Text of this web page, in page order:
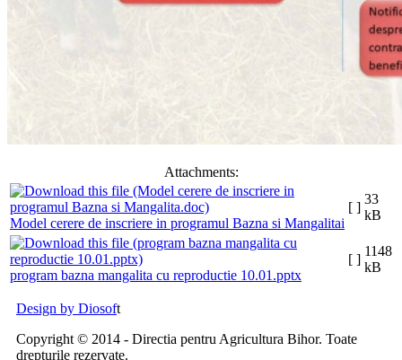
Attachments:
Model cerere de inscriere in programul Bazna si Mangalitai
[ ]
33
kB
program bazna mangalita cu reproductie 10.01.pptx
[ ]
1148
kB
Design by Diosoft
Copyright © 2014 - Directia pentru Agricultura Bihor. Toate
drepturile rezervate.